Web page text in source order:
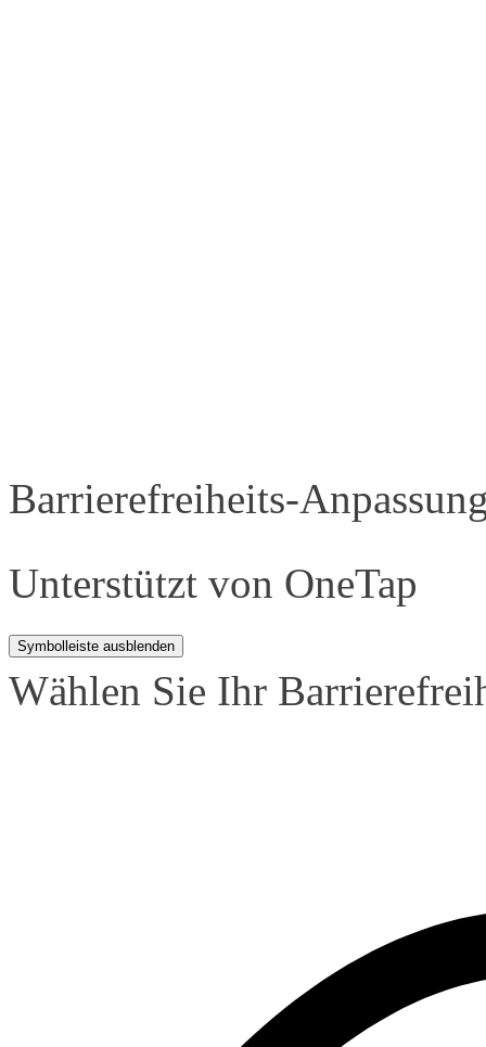
Barrierefreiheits-
Unterstützt von OneTap
Symbolleiste ausblenden
Wählen Sie Ihr